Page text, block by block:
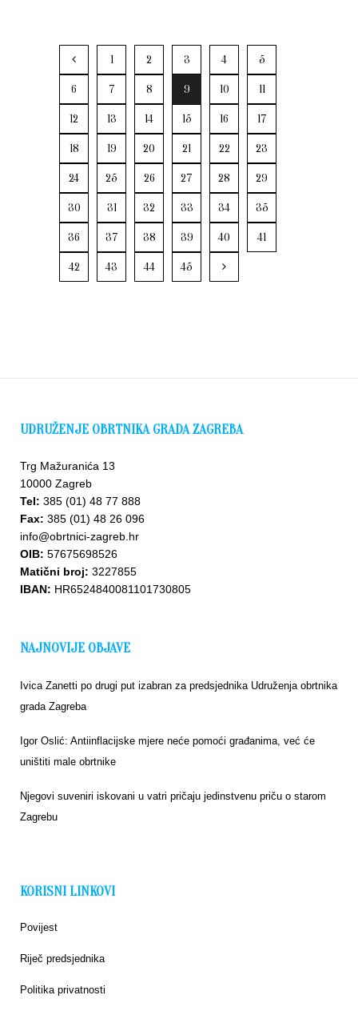
1 2 3 4 5
6 7 8 9 10 11
12 13 14 15 16 17
18 19 20 21 22 23
24 25 26 27 28 29
30 31 32 33 34 35
36 37 38 39 40 41
42 43 44 45
UDRUŽENJE OBRTNIKA GRADA ZAGREBA
Trg Mažuranića 13
10000 Zagreb
Tel: 385 (01) 48 77 888
Fax: 385 (01) 48 26 096
info@obrtnici-zagreb.hr
OIB: 57675698526
Matični broj: 3227855
IBAN: HR6524840081101730805
NAJNOVIJE OBJAVE
Ivica Zanetti po drugi put izabran za predsjednika Udruženja obrtnika
grada Zagreba
Igor Oslić: Antiinflacijske mjere neće pomoći građanima, već će
uništiti male obrtnike
Njegovi suveniri iskovani u vatri pričaju jedinstvenu priču o starom
Zagrebu
KORISNI LINKOVI
Povijest
Riječ predsjednika
Politika privatnosti